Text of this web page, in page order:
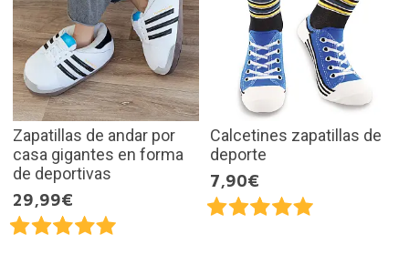
Zapatillas de andar por
casa gigantes en forma
de deportivas
29,99€
Calcetines zapatillas de
deporte
7,90€